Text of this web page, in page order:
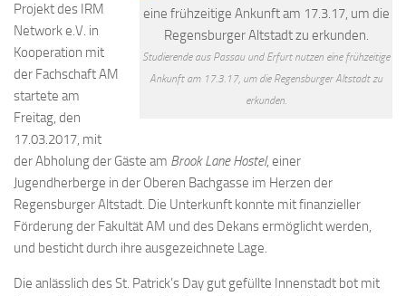
Studierende aus Passau und Erfurt nutzen eine frühzeitige
Ankunft am 17.3.17, um die Regensburger Altstadt zu
erkunden.
Projekt des IRM
Network e.V. in
Kooperation mit
der Fachschaft AM
startete am
Freitag, den
17.03.2017, mit
der Abholung der Gäste am Brook Lane Hostel, einer
Jugendherberge in der Oberen Bachgasse im Herzen der
Regensburger Altstadt. Die Unterkunft konnte mit finanzieller
Förderung der Fakultät AM und des Dekans ermöglicht werden,
und besticht durch ihre ausgezeichnete Lage.
Die anlässlich des St. Patrick’s Day gut gefüllte Innenstadt bot mit